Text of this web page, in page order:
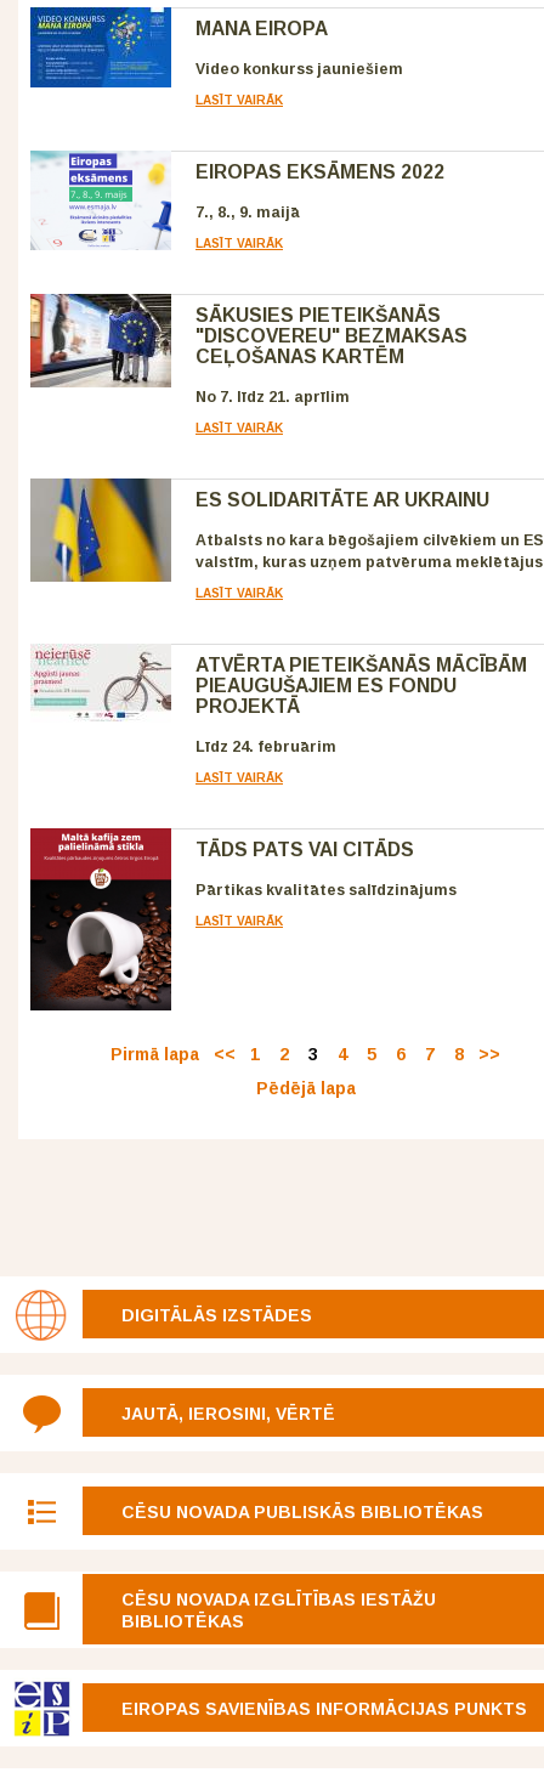
MANA EIROPA
Video konkurss jauniešiem
LASĪT VAIRĀK
EIROPAS EKSĀMENS 2022
7., 8., 9. maijā
LASĪT VAIRĀK
SĀKUSIES PIETEIKŠANĀS
"DISCOVEREU" BEZMAKSAS
CEĻOŠANAS KARTĒM
No 7. līdz 21. aprīlim
LASĪT VAIRĀK
ES SOLIDARITĀTE AR UKRAINU
Atbalsts no kara bēgošajiem cilvēkiem un ES
valstīm, kuras uzņem patvēruma meklētājus
LASĪT VAIRĀK
ATVĒRTA PIETEIKŠANĀS MĀCĪBĀM
PIEAUGUŠAJIEM ES FONDU
PROJEKTĀ
Līdz 24. februārim
LASĪT VAIRĀK
TĀDS PATS VAI CITĀDS
Pārtikas kvalitātes salīdzinājums
LASĪT VAIRĀK
Pirmā lapa << 1 2 3 4 5 6 7 8
>>
Pēdējā lapa
DIGITĀLĀS IZSTĀDES
JAUTĀ, IEROSINI, VĒRTĒ
CĒSU NOVADA PUBLISKĀS BIBLIOTĒKAS
CĒSU NOVADA IZGLĪTĪBAS IESTĀŽU
BIBLIOTĒKAS
EIROPAS SAVIENĪBAS INFORMĀCIJAS PUNKTS